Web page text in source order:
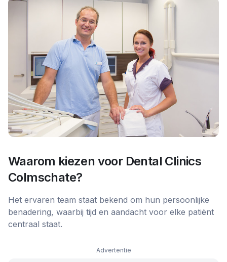
Waarom kiezen voor Dental Clinics
Colmschate?
Het ervaren team staat bekend om hun persoonlijke
benadering, waarbij tijd en aandacht voor elke patiënt
centraal staat.
Advertentie